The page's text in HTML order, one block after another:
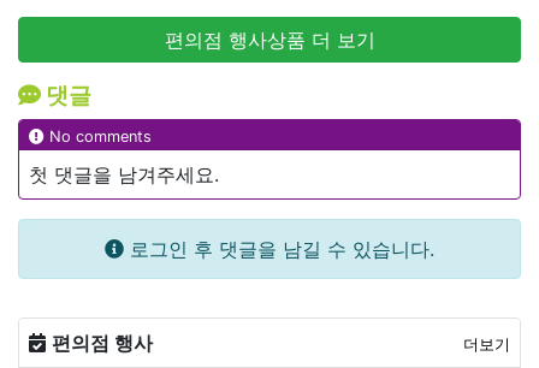
편의점 행사상품 더 보기
댓글
No comments
첫 댓글을 남겨주세요.
로그인 후 댓글을 남길 수 있습니다.
편의점 행사 더보기